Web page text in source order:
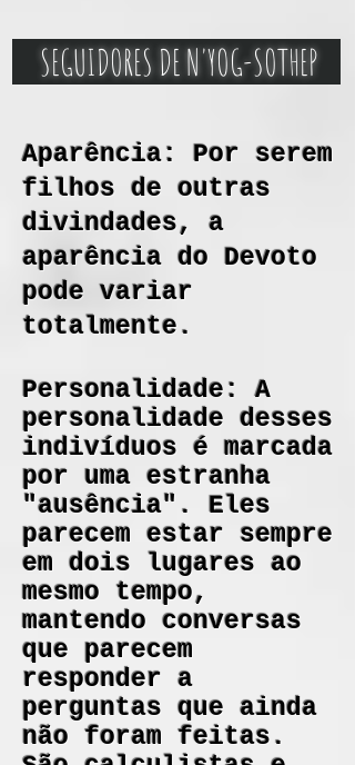
SEGUIDORES DE N'YOG-SOTHEP
Aparência: Por serem
filhos de outras
divindades, a
aparência do Devoto
pode variar
totalmente.
Personalidade: A
personalidade desses
indivíduos é marcada
por uma estranha
"ausência". Eles
parecem estar sempre
em dois lugares ao
mesmo tempo,
mantendo conversas
que parecem
responder a
perguntas que ainda
não foram feitas.